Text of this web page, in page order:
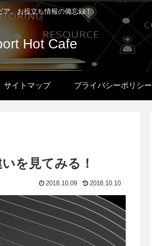
ア、お役立ち情報の備忘録！
Hot Cafe
サイトマップ プライバシーポリシー
を見てみる！
2018.10.09 2018.10.10